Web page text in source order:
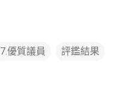
7.優質議員 評鑑結果